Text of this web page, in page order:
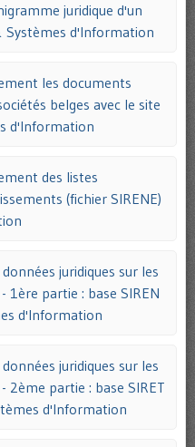
juridique d'un
Systèmes d'Information
les documents
belges avec le site
d'Information
des listes
(fichier SIRENE)
juridiques sur les
1ère partie : base SIREN
d'Information
juridiques sur les
2ème partie : base SIRET
d'Information